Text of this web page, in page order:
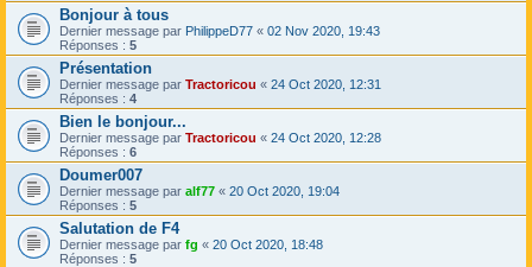
Bonjour à tous
Dernier message par PhilippeD77 « 02 Nov 2020, 19:43
Réponses : 5
Présentation
Dernier message par Tractoricou « 24 Oct 2020, 12:31
Réponses : 4
Bien le bonjour...
Dernier message par Tractoricou « 24 Oct 2020, 12:28
Réponses : 6
Doumer007
Dernier message par alf77 « 20 Oct 2020, 19:04
Réponses : 5
Salutation de F4
Dernier message par fg « 20 Oct 2020, 18:48
Réponses : 5